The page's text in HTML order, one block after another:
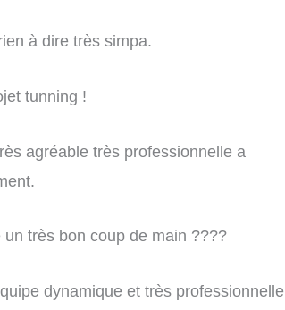
à dire très simpa.
tunning !
agréable très professionnelle a
très bon coup de main ????
dynamique et très professionnelle